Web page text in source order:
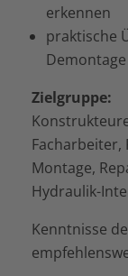
erkennen
praktische
Zielgruppe:
Facharbeiter,
Montage,
Hydraulik-
Kenntnisse